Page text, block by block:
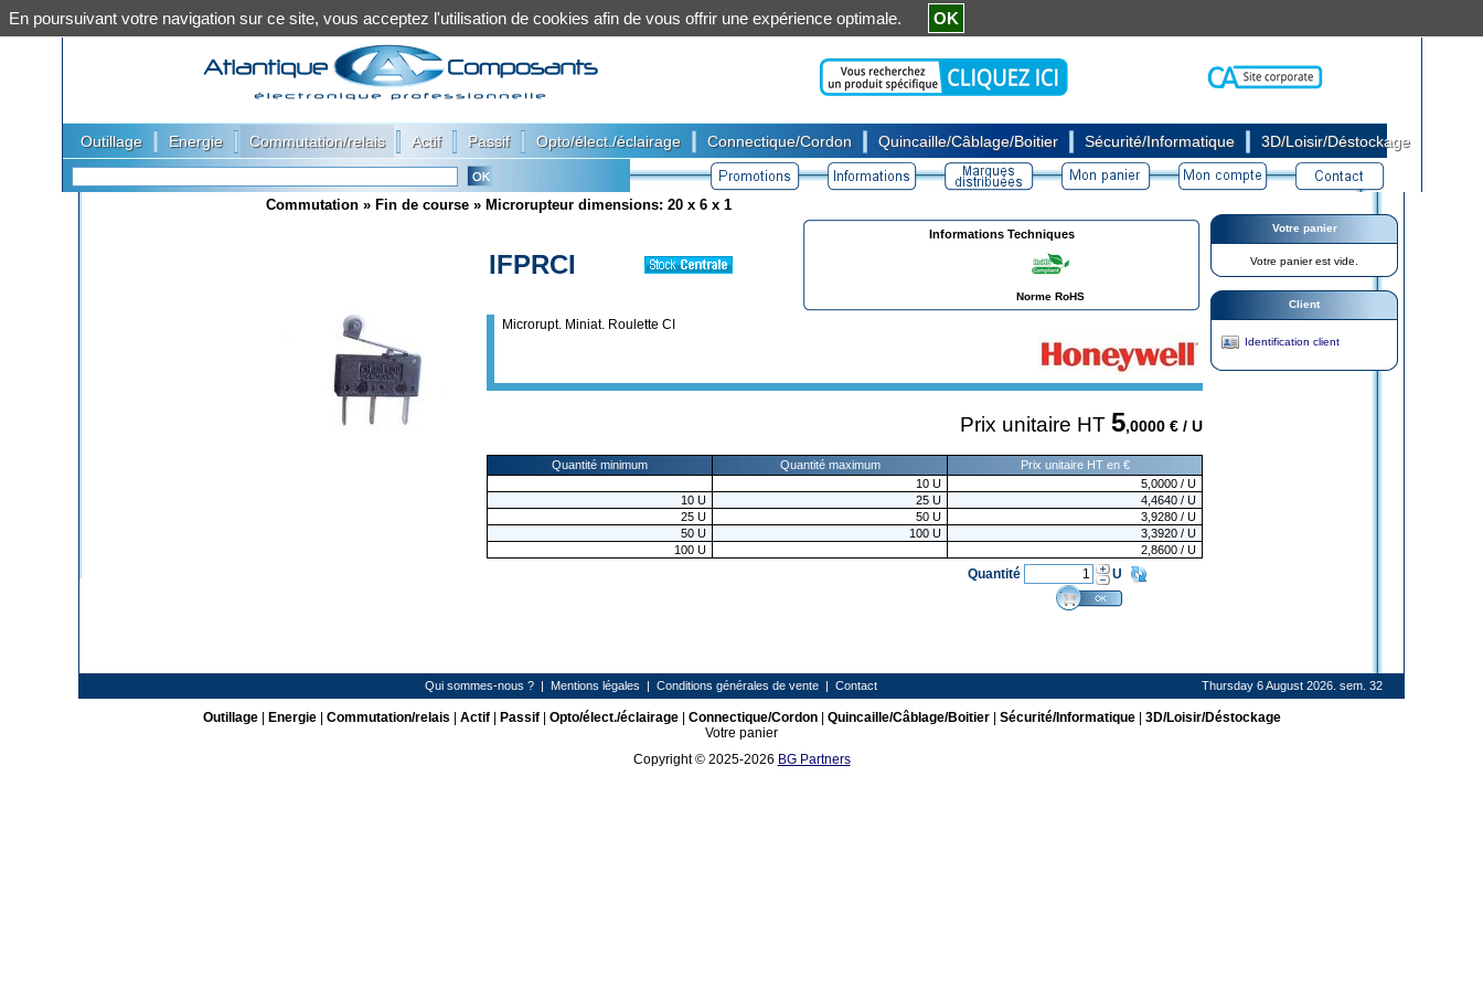
Outillage Energie Commutation/relais Actif Passif Opto/élect./éclairage Connectique/Cordon Quincaille/Câblage/Boitier Sécurité/Informatique 3D/Loisir/Déstockage
Commutation » Fin de course » Microrupteur dimensions: 20 x 6 x 1
IFPRCI
Informations Techniques
Norme RoHS
Microrupt. Miniat. Roulette CI
Prix unitaire HT 5,0000 € / U
Quantité minimum Quantité maximum
Prix unitaire HT en €
10 U 5,0000 / U
10 U 25 U 4,4640 / U
25 U 50 U 3,9280 / U
50 U 100 U 3,3920 / U
100 U 2,8600 / U
Quantité U
Votre panier
Votre panier est vide.
Client
Identification client
Qui sommes-nous ? | Mentions légales | Conditions générales de vente | Contact Thursday 6 August 2026. sem. 32
Outillage| Energie| Commutation/relais Actif| Passif| Opto/élect./éclairage| Connectique/Cordon| Quincaille/Câblage/Boitier| Sécurité/Informatique| 3D/Loisir/Déstockage
Votre panier
Copyright © 2025-2026 BG Partners
En poursuivant votre navigation sur ce site, vous acceptez l'utilisation de cookies afin de vous offrir une expérience optimale. OK